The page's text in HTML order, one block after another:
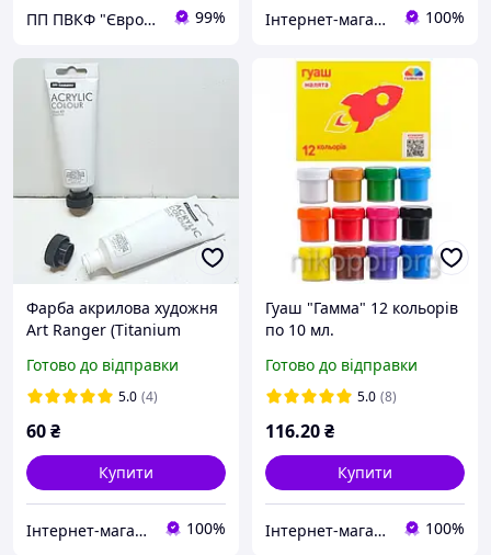
ПП ПВКФ "Євротек" 99% Інтернет-магазин NikopoL - канцтовари для школи та офісу 100%
Фарба акрилова художня
Art Ranger (Titanium
Професійна акрилова
фарба для малювання |
Готово до відправки
5.0 (4)
60₴
Купити
Інтернет-магазин "МАЛЮКИ" malyshy.com.ua 100%
Гуаш "Гамма" 12 кольорів
по 10 мл.
Готово до відправки
5.0 (8)
116.20₴
Купити
Інтернет-магазин NikopoL - канцтовари для школи та офісу 100%